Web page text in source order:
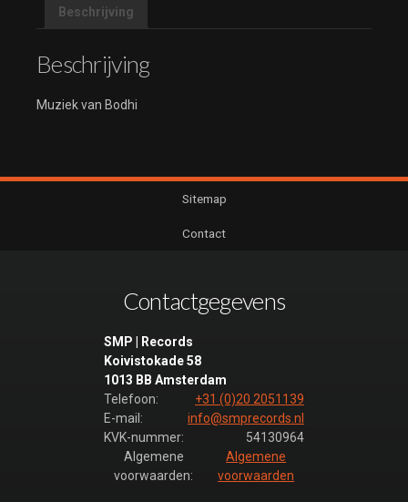
Beschrijving
Beschrijving
Muziek van Bodhi
Sitemap
Contact
Contactgegevens
SMP | Records
Koivistokade 58
1013 BB Amsterdam
Telefoon:
+31 (0)20 2051139
E-mail:
info@smprecords.nl
KVK-nummer:
54130964
Algemene
voorwaarden:
Algemene
voorwaarden